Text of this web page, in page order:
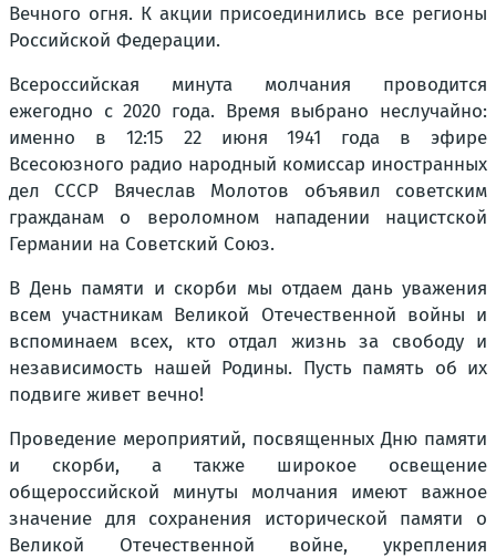
Вечного огня. К акции присоединились все регионы
Российской Федерации.
Всероссийская минута молчания проводится
ежегодно с 2020 года. Время выбрано неслучайно:
именно в 12:15 22 июня 1941 года в эфире
Всесоюзного радио народный комиссар иностранных
дел СССР Вячеслав Молотов объявил советским
гражданам о вероломном нападении нацистской
Германии на Советский Союз.
В День памяти и скорби мы отдаем дань уважения
всем участникам Великой Отечественной войны и
вспоминаем всех, кто отдал жизнь за свободу и
независимость нашей Родины. Пусть память об их
подвиге живет вечно!
Проведение мероприятий, посвященных Дню памяти
и скорби, а также широкое освещение
общероссийской минуты молчания имеют важное
значение для сохранения исторической памяти о
Великой Отечественной войне, укрепления